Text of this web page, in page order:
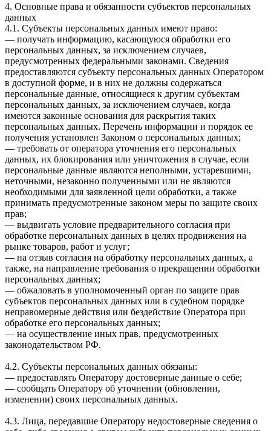
4. Основные права и обязанности субъектов персональных
данных
4.1. Субъекты персональных данных имеют право:
— получать информацию, касающуюся обработки его
персональных данных, за исключением случаев,
предусмотренных федеральными законами. Сведения
предоставляются субъекту персональных данных Оператором
в доступной форме, и в них не должны содержаться
персональные данные, относящиеся к другим субъектам
персональных данных, за исключением случаев, когда
имеются законные основания для раскрытия таких
персональных данных. Перечень информации и порядок ее
получения установлен Законом о персональных данных;
— требовать от оператора уточнения его персональных
данных, их блокирования или уничтожения в случае, если
персональные данные являются неполными, устаревшими,
неточными, незаконно полученными или не являются
необходимыми для заявленной цели обработки, а также
принимать предусмотренные законом меры по защите своих
прав;
— выдвигать условие предварительного согласия при
обработке персональных данных в целях продвижения на
рынке товаров, работ и услуг;
— на отзыв согласия на обработку персональных данных, а
также, на направление требования о прекращении обработки
персональных данных;
— обжаловать в уполномоченный орган по защите прав
субъектов персональных данных или в судебном порядке
неправомерные действия или бездействие Оператора при
обработке его персональных данных;
— на осуществление иных прав, предусмотренных
законодательством РФ.
4.2. Субъекты персональных данных обязаны:
— предоставлять Оператору достоверные данные о себе;
— сообщать Оператору об уточнении (обновлении,
изменении) своих персональных данных.
4.3. Лица, передавшие Оператору недостоверные сведения о